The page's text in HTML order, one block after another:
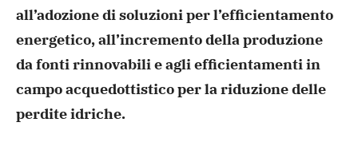
all’adozione di soluzioni per l’efficientamento
energetico, all’incremento della produzione
da fonti rinnovabili e agli efficientamenti in
campo acquedottistico per la riduzione delle
perdite idriche.